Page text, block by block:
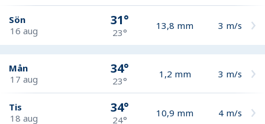
Sön
16 aug
31°
23°
13,8 mm 3 m/s
Mån
17 aug
34°
23°
1,2 mm 3 m/s
Tis
18 aug
34°
24°
10,9 mm 4 m/s